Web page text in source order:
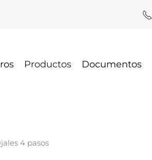
Productos Documentos
4 pasos